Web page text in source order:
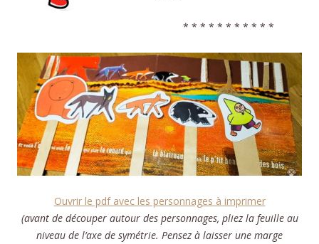
* * * * * * * * * * *
Ouvrir le pdf avec les personnages à imprimer
(avant de découper autour des personnages, pliez la feuille au
niveau de l’axe de symétrie. Pensez à laisser une marge